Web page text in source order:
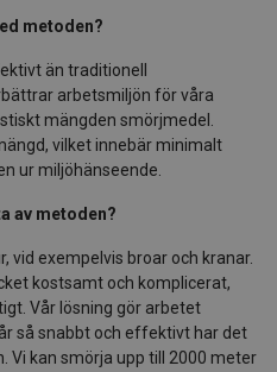
metoden?
än traditionell
arbetsmiljön för våra
mängden smörjmedel.
vilket innebär minimalt
ur miljöhänseende.
av metoden?
vid exempelvis broar och kranar.
kostsamt och komplicerat,
Vår lösning gör arbetet
så snabbt och effektivt har det
Vi kan smörja upp till 2000 meter